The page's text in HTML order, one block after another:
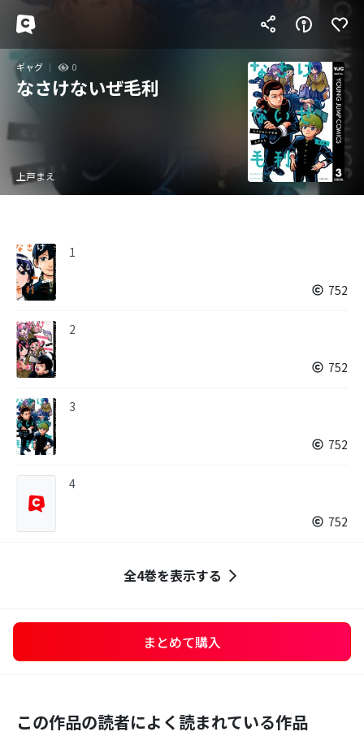
ギャグ 0
なさけないぜ毛利
上戸まえ
1
752
2
752
3
752
4
752
全4巻を表示する
まとめて購入
この作品の読者によく読まれている作品